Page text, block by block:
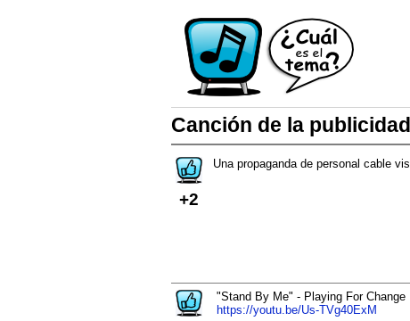
Canción de la
+2
Una propaganda de personal cable
"Stand By Me" - Playing For Change
https://youtu.be/Us-TVg40ExM